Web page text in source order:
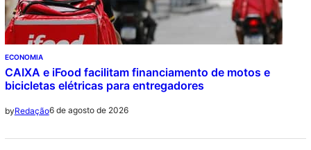
ECONOMIA
CAIXA e iFood facilitam financiamento de motos e
bicicletas elétricas para entregadores
byRedação6 de agosto de 2026